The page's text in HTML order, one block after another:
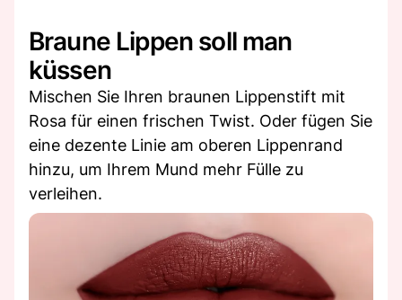
Braune Lippen soll man
küssen
Mischen Sie Ihren braunen Lippenstift mit
Rosa für einen frischen Twist. Oder fügen Sie
eine dezente Linie am oberen Lippenrand
hinzu, um Ihrem Mund mehr Fülle zu
verleihen.